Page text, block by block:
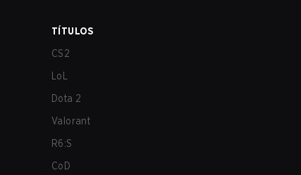
TÍTULOS
CS2
LoL
Dota 2
Valorant
R6:S
CoD